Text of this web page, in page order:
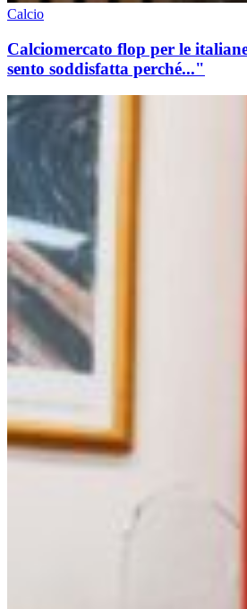
Calcio
Calciomercato flop per le
sento soddisfatta perché..."